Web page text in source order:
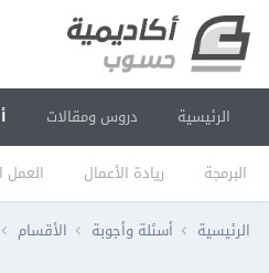
الرئيسية دروس ومقالات
البرمجة ريادة الأعمال العمل
الرئيسية أسئلة وأجوبة الأقسام